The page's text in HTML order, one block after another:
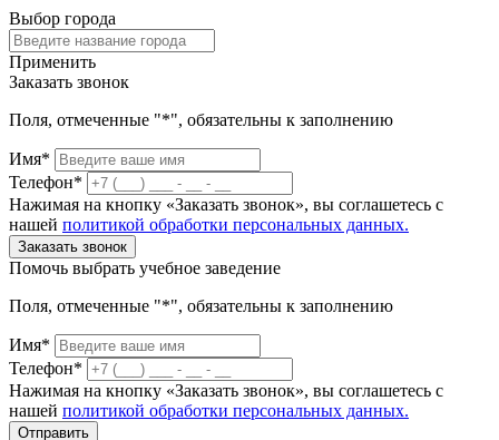
Выбор города
Применить
Заказать звонок
Поля, отмеченные "*", обязательны к заполнению
Имя*
Телефон*
Нажимая на кнопку «Заказать звонок», вы соглашетесь с
нашей политикой обработки персональных данных.
Заказать звонок
Помочь выбрать учебное заведение
Поля, отмеченные "*", обязательны к заполнению
Имя*
Телефон*
Нажимая на кнопку «Заказать звонок», вы соглашетесь с
нашей политикой обработки персональных данных.
Отправить